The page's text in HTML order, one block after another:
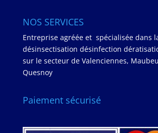
NOS SERVICES
Entreprise agréée et spécialisée dans
désinsectisation désinfection
sur le secteur de Valenciennes,
Quesnoy
Paiement sécurisé